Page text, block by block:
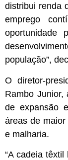
distribui renda
emprego
população”,
O diretor-
Rambo Junior,
de expansão
áreas de
e malharia.
“A cadeia